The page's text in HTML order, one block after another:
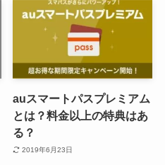
auスマートパスプレミアム
とは？料金以上の特典はあ
る？
2019年6月23日